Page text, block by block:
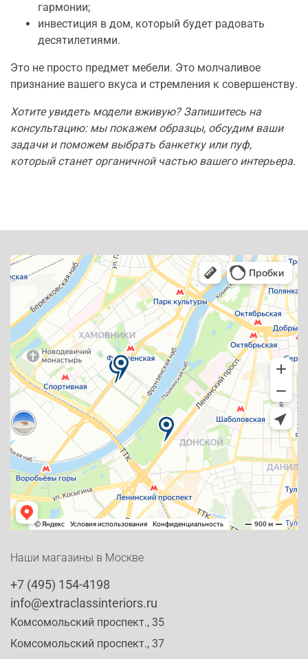
гармонии;
инвестиция в дом, который будет радовать
десятилетиями.
Это не просто предмет мебели. Это молчаливое
признание вашего вкуса и стремления к совершенству.
Хотите увидеть модели вживую? Запишитесь на
консультацию: мы покажем образцы, обсудим ваши
задачи и поможем выбрать банкетку или пуф,
который станет органичной частью вашего интерьера.
Наши магазины в Москве
+7 (495) 154-4198
info@extraclassinteriors.ru
Комсомольский проспект., 35
Комсомольский проспект., 37